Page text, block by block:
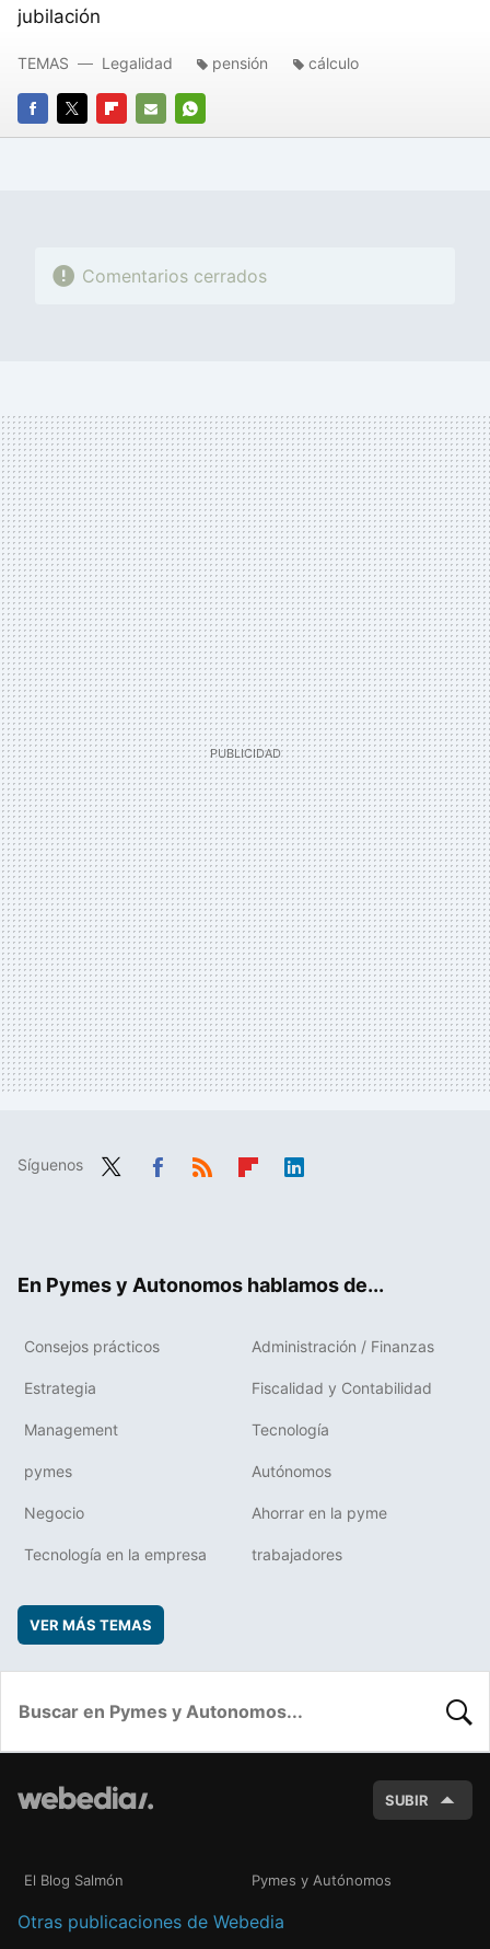
jubilación
FACEBOOK
TWITTERFLIPBOARD
E-
WHATSAPP
TEMAS Legalidad pensión cálculo
Comentarios cerrados
Síguenos
En Pymes y Autonomos hablamos de...
Consejos prácticos Administración / Finanzas
Estrategia Fiscalidad y Contabilidad
Management Tecnología
pymes Autónomos
Negocio Ahorrar en la pyme
Tecnología en la empresa trabajadores
VER MÁS TEMAS
SUBIR
El Blog Salmón Pymes y Autónomos
Otras publicaciones de Webedia